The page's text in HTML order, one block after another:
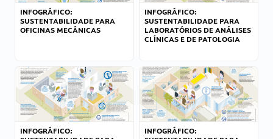
INFOGRÁFICO:
SUSTENTABILIDADE PARA
OFICINAS MECÂNICAS
INFOGRÁFICO:
SUSTENTABILIDADE PARA
LABORATÓRIOS DE ANÁLISES
CLÍNICAS E DE PATOLOGIA
INFOGRÁFICO:
INFOGRÁFICO: